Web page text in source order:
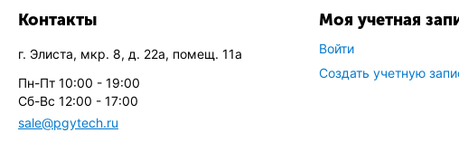
Контакты
г. Элиста, мкр. 8, д. 22а, помещ. 11а
Пн-Пт 10:00 - 19:00
Сб-Вс 12:00 - 17:00
sale@pgytech.ru
Моя учетная
Войти
Создать учетную